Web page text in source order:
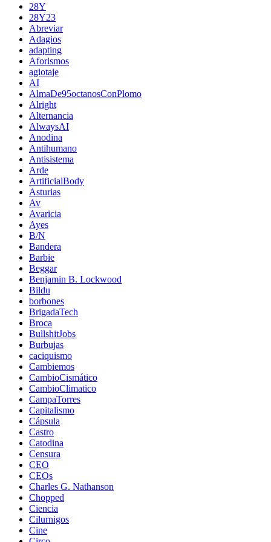
28Y
28Y23
Abreviar
Adagios
adapting
Aforismos
agiotaje
AI
AlmaDe95octanosConPlomo
Alright
Alternancia
AlwaysAI
Anodina
Antihumano
Antisistema
Arde
ArtificialBody
Asturias
Av
Avaricia
Ayes
B/N
Bandera
Barbie
Beggar
Benjamin B. Lockwood
Bildu
borbones
BrigadaTech
Broca
BullshitJobs
Burbujas
caciquismo
Cambiemos
CambioCismático
CambioClimatico
CampaTorres
Capitalismo
Cápsula
Castro
Catodina
Censura
CEO
CEOs
Charles G. Nathanson
Chopped
Ciencia
Cilurnigos
Cine